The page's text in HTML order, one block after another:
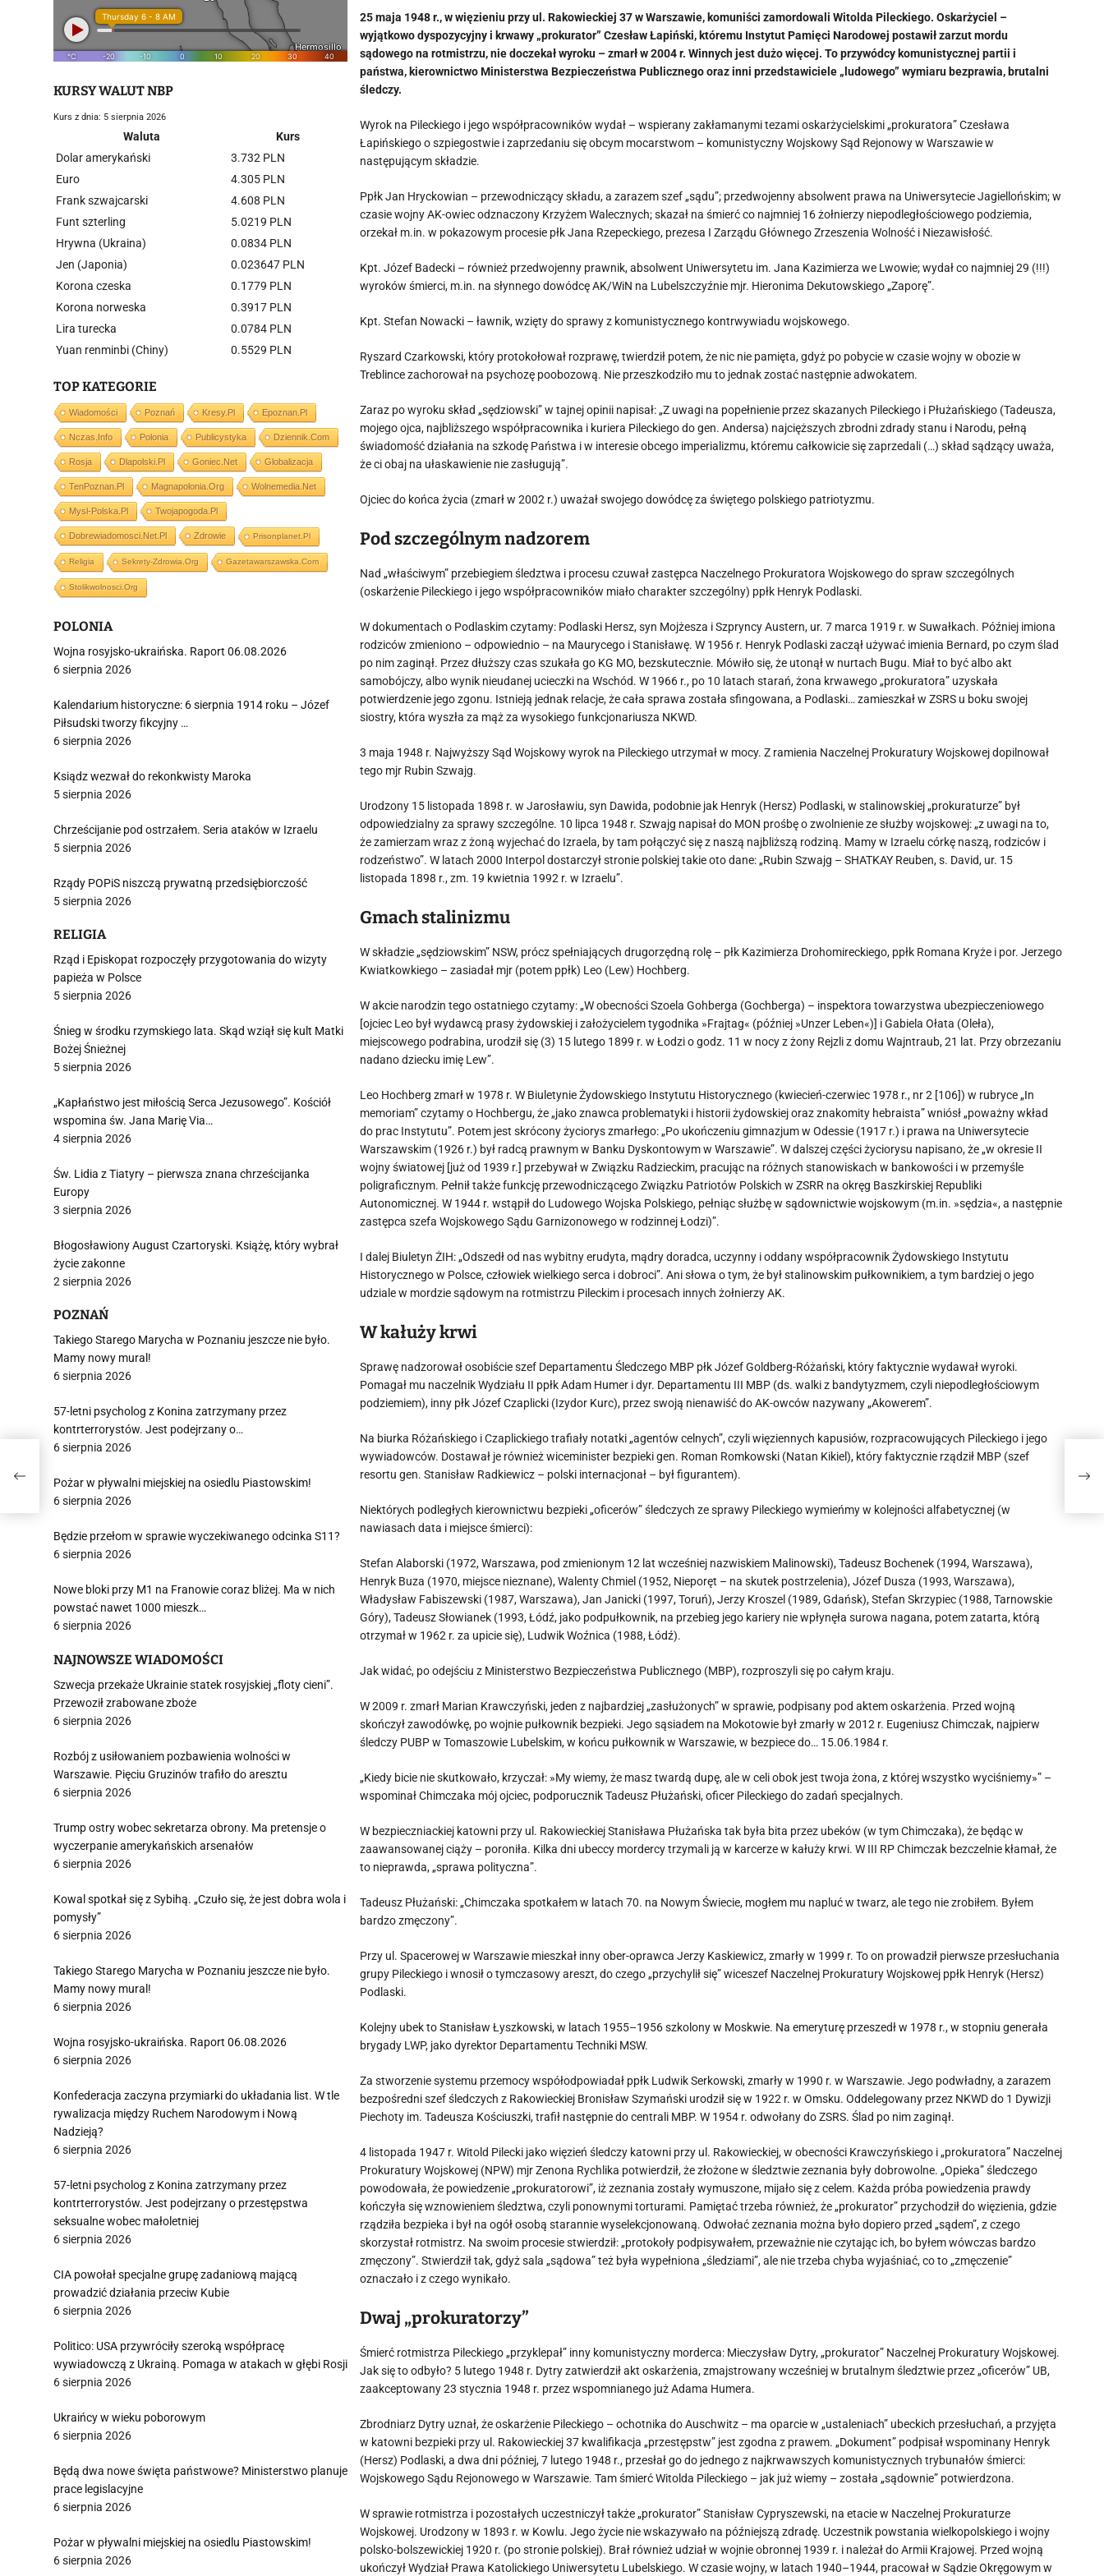
25 maja 1948 r., w więzieniu przy ul. Rakowieckiej 37 w Warszawie, komuniści zamordowali Witolda Pileckiego. Oskarżyciel –
wyjątkowo dyspozycyjny i krwawy „prokurator” Czesław Łapiński, któremu Instytut Pamięci Narodowej postawił zarzut mordu
sądowego na rotmistrzu, nie doczekał wyroku – zmarł w 2004 r. Winnych jest dużo więcej. To przywódcy komunistycznej partii i
państwa, kierownictwo Ministerstwa Bezpieczeństwa Publicznego oraz inni przedstawiciele „ludowego” wymiaru bezprawia, brutalni
śledczy.
Wyrok na Pileckiego i jego współpracowników wydał – wspierany zakłamanymi tezami oskarżycielskimi „prokuratora” Czesława
Łapińskiego o szpiegostwie i zaprzedaniu się obcym mocarstwom – komunistyczny Wojskowy Sąd Rejonowy w Warszawie w
następującym składzie.
Ppłk Jan Hryckowian – przewodniczący składu, a zarazem szef „sądu”; przedwojenny absolwent prawa na Uniwersytecie Jagiellońskim; w
czasie wojny AK-owiec odznaczony Krzyżem Walecznych; skazał na śmierć co najmniej 16 żołnierzy niepodległościowego podziemia,
orzekał m.in. w pokazowym procesie płk Jana Rzepeckiego, prezesa I Zarządu Głównego Zrzeszenia Wolność i Niezawisłość.
Kpt. Józef Badecki – również przedwojenny prawnik, absolwent Uniwersytetu im. Jana Kazimierza we Lwowie; wydał co najmniej 29 (!!!)
wyroków śmierci, m.in. na słynnego dowódcę AK/WiN na Lubelszczyźnie mjr. Hieronima Dekutowskiego „Zaporę”.
Kpt. Stefan Nowacki – ławnik, wzięty do sprawy z komunistycznego kontrwywiadu wojskowego.
Ryszard Czarkowski, który protokołował rozprawę, twierdził potem, że nic nie pamięta, gdyż po pobycie w czasie wojny w obozie w
Treblince zachorował na psychozę poobozową. Nie przeszkodziło mu to jednak zostać następnie adwokatem.
Zaraz po wyroku skład „sędziowski” w tajnej opinii napisał: „Z uwagi na popełnienie przez skazanych Pileckiego i Płużańskiego (Tadeusza,
mojego ojca, najbliższego współpracownika i kuriera Pileckiego do gen. Andersa) najcięższych zbrodni zdrady stanu i Narodu, pełną
świadomość działania na szkodę Państwa i w interesie obcego imperializmu, któremu całkowicie się zaprzedali (…) skład sądzący uważa,
że ci obaj na ułaskawienie nie zasługują”.
Ojciec do końca życia (zmarł w 2002 r.) uważał swojego dowódcę za świętego polskiego patriotyzmu.
Pod szczególnym nadzorem
Nad „właściwym” przebiegiem śledztwa i procesu czuwał zastępca Naczelnego Prokuratora Wojskowego do spraw szczególnych
(oskarżenie Pileckiego i jego współpracowników miało charakter szczególny) ppłk Henryk Podlaski.
W dokumentach o Podlaskim czytamy: Podlaski Hersz, syn Mojżesza i Szpryncy Austern, ur. 7 marca 1919 r. w Suwałkach. Później imiona
rodziców zmieniono – odpowiednio – na Maurycego i Stanisławę. W 1956 r. Henryk Podlaski zaczął używać imienia Bernard, po czym ślad
po nim zaginął. Przez dłuższy czas szukała go KG MO, bezskutecznie. Mówiło się, że utonął w nurtach Bugu. Miał to być albo akt
samobójczy, albo wynik nieudanej ucieczki na Wschód. W 1966 r., po 10 latach starań, żona krwawego „prokuratora” uzyskała
potwierdzenie jego zgonu. Istnieją jednak relacje, że cała sprawa została sfingowana, a Podlaski… zamieszkał w ZSRS u boku swojej
siostry, która wyszła za mąż za wysokiego funkcjonariusza NKWD.
3 maja 1948 r. Najwyższy Sąd Wojskowy wyrok na Pileckiego utrzymał w mocy. Z ramienia Naczelnej Prokuratury Wojskowej dopilnował
tego mjr Rubin Szwajg.
Urodzony 15 listopada 1898 r. w Jarosławiu, syn Dawida, podobnie jak Henryk (Hersz) Podlaski, w stalinowskiej „prokuraturze” był
odpowiedzialny za sprawy szczególne. 10 lipca 1948 r. Szwajg napisał do MON prośbę o zwolnienie ze służby wojskowej: „z uwagi na to,
że zamierzam wraz z żoną wyjechać do Izraela, by tam połączyć się z naszą najbliższą rodziną. Mamy w Izraelu córkę naszą, rodziców i
rodzeństwo”. W latach 2000 Interpol dostarczył stronie polskiej takie oto dane: „Rubin Szwajg – SHATKAY Reuben, s. David, ur. 15
listopada 1898 r., zm. 19 kwietnia 1992 r. w Izraelu”.
Gmach stalinizmu
W składzie „sędziowskim” NSW, prócz spełniających drugorzędną rolę – płk Kazimierza Drohomireckiego, ppłk Romana Kryże i por. Jerzego
Kwiatkowkiego – zasiadał mjr (potem ppłk) Leo (Lew) Hochberg.
W akcie narodzin tego ostatniego czytamy: „W obecności Szoela Gohberga (Gochberga) – inspektora towarzystwa ubezpieczeniowego
[ojciec Leo był wydawcą prasy żydowskiej i założycielem tygodnika »Frajtag« (później »Unzer Leben«)] i Gabiela Ołata (Oleła),
miejscowego podrabina, urodził się (3) 15 lutego 1899 r. w Łodzi o godz. 11 w nocy z żony Rejzli z domu Wajntraub, 21 lat. Przy obrzezaniu
nadano dziecku imię Lew”.
Leo Hochberg zmarł w 1978 r. W Biuletynie Żydowskiego Instytutu Historycznego (kwiecień-czerwiec 1978 r., nr 2 [106]) w rubryce „In
memoriam” czytamy o Hochbergu, że „jako znawca problematyki i historii żydowskiej oraz znakomity hebraista” wniósł „poważny wkład
do prac Instytutu”. Potem jest skrócony życiorys zmarłego: „Po ukończeniu gimnazjum w Odessie (1917 r.) i prawa na Uniwersytecie
Warszawskim (1926 r.) był radcą prawnym w Banku Dyskontowym w Warszawie”. W dalszej części życiorysu napisano, że „w okresie II
wojny światowej [już od 1939 r.] przebywał w Związku Radzieckim, pracując na różnych stanowiskach w bankowości i w przemyśle
poligraficznym. Pełnił także funkcję przewodniczącego Związku Patriotów Polskich w ZSRR na okręg Baszkirskiej Republiki
Autonomicznej. W 1944 r. wstąpił do Ludowego Wojska Polskiego, pełniąc służbę w sądownictwie wojskowym (m.in. »sędzia«, a następnie
zastępca szefa Wojskowego Sądu Garnizonowego w rodzinnej Łodzi)”.
I dalej Biuletyn ŻIH: „Odszedł od nas wybitny erudyta, mądry doradca, uczynny i oddany współpracownik Żydowskiego Instytutu
Historycznego w Polsce, człowiek wielkiego serca i dobroci”. Ani słowa o tym, że był stalinowskim pułkownikiem, a tym bardziej o jego
udziale w mordzie sądowym na rotmistrzu Pileckim i procesach innych żołnierzy AK.
W kałuży krwi
Sprawę nadzorował osobiście szef Departamentu Śledczego MBP płk Józef Goldberg-Różański, który faktycznie wydawał wyroki.
Pomagał mu naczelnik Wydziału II ppłk Adam Humer i dyr. Departamentu III MBP (ds. walki z bandytyzmem, czyli niepodległościowym
podziemiem), inny płk Józef Czaplicki (Izydor Kurc), przez swoją nienawiść do AK-owców nazywany „Akowerem”.
Na biurka Różańskiego i Czaplickiego trafiały notatki „agentów celnych”, czyli więziennych kapusiów, rozpracowujących Pileckiego i jego
wywiadowców. Dostawał je również wiceminister bezpieki gen. Roman Romkowski (Natan Kikiel), który faktycznie rządził MBP (szef
resortu gen. Stanisław Radkiewicz – polski internacjonał – był figurantem).
Niektórych podległych kierownictwu bezpieki „oficerów” śledczych ze sprawy Pileckiego wymieńmy w kolejności alfabetycznej (w
nawiasach data i miejsce śmierci):
Stefan Alaborski (1972, Warszawa, pod zmienionym 12 lat wcześniej nazwiskiem Malinowski), Tadeusz Bochenek (1994, Warszawa),
Henryk Buza (1970, miejsce nieznane), Walenty Chmiel (1952, Nieporęt – na skutek postrzelenia), Józef Dusza (1993, Warszawa),
Władysław Fabiszewski (1987, Warszawa), Jan Janicki (1997, Toruń), Jerzy Kroszel (1989, Gdańsk), Stefan Skrzypiec (1988, Tarnowskie
Góry), Tadeusz Słowianek (1993, Łódź, jako podpułkownik, na przebieg jego kariery nie wpłynęła surowa nagana, potem zatarta, którą
otrzymał w 1962 r. za upicie się), Ludwik Woźnica (1988, Łódź).
Jak widać, po odejściu z Ministerstwo Bezpieczeństwa Publicznego (MBP), rozproszyli się po całym kraju.
W 2009 r. zmarł Marian Krawczyński, jeden z najbardziej „zasłużonych” w sprawie, podpisany pod aktem oskarżenia. Przed wojną
skończył zawodówkę, po wojnie pułkownik bezpieki. Jego sąsiadem na Mokotowie był zmarły w 2012 r. Eugeniusz Chimczak, najpierw
śledczy PUBP w Tomaszowie Lubelskim, w końcu pułkownik w Warszawie, w bezpiece do… 15.06.1984 r.
„Kiedy bicie nie skutkowało, krzyczał: »My wiemy, że masz twardą dupę, ale w celi obok jest twoja żona, z której wszystko wyciśniemy»” –
wspominał Chimczaka mój ojciec, podporucznik Tadeusz Płużański, oficer Pileckiego do zadań specjalnych.
W bezpieczniackiej katowni przy ul. Rakowieckiej Stanisława Płużańska tak była bita przez ubeków (w tym Chimczaka), że będąc w
zaawansowanej ciąży – poroniła. Kilka dni ubeccy mordercy trzymali ją w karcerze w kałuży krwi. W III RP Chimczak bezczelnie kłamał, że
to nieprawda, „sprawa polityczna”.
Tadeusz Płużański: „Chimczaka spotkałem w latach 70. na Nowym Świecie, mogłem mu napluć w twarz, ale tego nie zrobiłem. Byłem
bardzo zmęczony”.
Przy ul. Spacerowej w Warszawie mieszkał inny ober-oprawca Jerzy Kaskiewicz, zmarły w 1999 r. To on prowadził pierwsze przesłuchania
grupy Pileckiego i wnosił o tymczasowy areszt, do czego „przychylił się” wiceszef Naczelnej Prokuratury Wojskowej ppłk Henryk (Hersz)
Podlaski.
Kolejny ubek to Stanisław Łyszkowski, w latach 1955–1956 szkolony w Moskwie. Na emeryturę przeszedł w 1978 r., w stopniu generała
brygady LWP, jako dyrektor Departamentu Techniki MSW.
Za stworzenie systemu przemocy współodpowiadał ppłk Ludwik Serkowski, zmarły w 1990 r. w Warszawie. Jego podwładny, a zarazem
bezpośredni szef śledczych z Rakowieckiej Bronisław Szymański urodził się w 1922 r. w Omsku. Oddelegowany przez NKWD do 1 Dywizji
Piechoty im. Tadeusza Kościuszki, trafił następnie do centrali MBP. W 1954 r. odwołany do ZSRS. Ślad po nim zaginął.
4 listopada 1947 r. Witold Pilecki jako więzień śledczy katowni przy ul. Rakowieckiej, w obecności Krawczyńskiego i „prokuratora” Naczelnej
Prokuratury Wojskowej (NPW) mjr Zenona Rychlika potwierdził, że złożone w śledztwie zeznania były dobrowolne. „Opieka” śledczego
powodowała, że powiedzenie „prokuratorowi”, iż zeznania zostały wymuszone, mijało się z celem. Każda próba powiedzenia prawdy
kończyła się wznowieniem śledztwa, czyli ponownymi torturami. Pamiętać trzeba również, że „prokurator” przychodził do więzienia, gdzie
rządziła bezpieka i był na ogół osobą starannie wyselekcjonowaną. Odwołać zeznania można było dopiero przed „sądem”, z czego
skorzystał rotmistrz. Na swoim procesie stwierdził: „protokoły podpisywałem, przeważnie nie czytając ich, bo byłem wówczas bardzo
zmęczony”. Stwierdził tak, gdyż sala „sądowa” też była wypełniona „śledziami”, ale nie trzeba chyba wyjaśniać, co to „zmęczenie”
oznaczało i z czego wynikało.
Dwaj „prokuratorzy”
Śmierć rotmistrza Pileckiego „przyklepał” inny komunistyczny morderca: Mieczysław Dytry, „prokurator” Naczelnej Prokuratury Wojskowej.
Jak się to odbyło? 5 lutego 1948 r. Dytry zatwierdził akt oskarżenia, zmajstrowany wcześniej w brutalnym śledztwie przez „oficerów” UB,
zaakceptowany 23 stycznia 1948 r. przez wspomnianego już Adama Humera.
Zbrodniarz Dytry uznał, że oskarżenie Pileckiego – ochotnika do Auschwitz – ma oparcie w „ustaleniach” ubeckich przesłuchań, a przyjęta
w katowni bezpieki przy ul. Rakowieckiej 37 kwalifikacja „przestępstw” jest zgodna z prawem. „Dokument” podpisał wspominany Henryk
(Hersz) Podlaski, a dwa dni później, 7 lutego 1948 r., przesłał go do jednego z najkrwawszych komunistycznych trybunałów śmierci:
Wojskowego Sądu Rejonowego w Warszawie. Tam śmierć Witolda Pileckiego – jak już wiemy – została „sądownie” potwierdzona.
W sprawie rotmistrza i pozostałych uczestniczył także „prokurator” Stanisław Cypryszewski, na etacie w Naczelnej Prokuraturze
Wojskowej. Urodzony w 1893 r. w Kowlu. Jego życie nie wskazywało na późniejszą zdradę. Uczestnik powstania wielkopolskiego i wojny
polsko-bolszewickiej 1920 r. (po stronie polskiej). Brał również udział w wojnie obronnej 1939 r. i należał do Armii Krajowej. Przed wojną
ukończył Wydział Prawa Katolickiego Uniwersytetu Lubelskiego. W czasie wojny, w latach 1940–1944, pracował w Sądzie Okręgowym w
KURSY WALUT NBP
Kurs z dnia: 5 sierpnia 2026
Waluta
Kurs
Dolar amerykański
3.732 PLN
Euro
4.305 PLN
Frank szwajcarski
4.608 PLN
Funt szterling
5.0219 PLN
Hrywna (Ukraina)
0.0834 PLN
Jen (Japonia)
0.023647 PLN
Korona czeska
0.1779 PLN
Korona norweska
0.3917 PLN
Lira turecka
0.0784 PLN
Yuan renminbi (Chiny)
0.5529 PLN
TOP KATEGORIE
Wiadomości Poznań Kresy.pl Epoznan.pl
Nczas.info Polonia Publicystyka Dziennik.com
Rosja Dlapolski.pl Goniec.net Globalizacja
TenPoznan.pl Magnapolonia.org Wolnemedia.net
Mysl-Polska.pl Twojapogoda.pl
Dobrewiadomosci.net.pl Zdrowie Prisonplanet.pl
Religia Sekrety-Zdrowia.org Gazetawarszawska.com
Stolikwolnosci.org
POLONIA
Wojna rosyjsko-ukraińska. Raport 06.08.2026
6 sierpnia 2026
Kalendarium historyczne: 6 sierpnia 1914 roku – Józef
Piłsudski tworzy fikcyjny …
6 sierpnia 2026
Ksiądz wezwał do rekonkwisty Maroka
5 sierpnia 2026
Chrześcijanie pod ostrzałem. Seria ataków w Izraelu
5 sierpnia 2026
Rządy POPiS niszczą prywatną przedsiębiorczość
5 sierpnia 2026
RELIGIA
Rząd i Episkopat rozpoczęły przygotowania do wizyty
papieża w Polsce
5 sierpnia 2026
Śnieg w środku rzymskiego lata. Skąd wziął się kult Matki
Bożej Śnieżnej
5 sierpnia 2026
„Kapłaństwo jest miłością Serca Jezusowego”. Kościół
wspomina św. Jana Marię Via…
4 sierpnia 2026
Św. Lidia z Tiatyry – pierwsza znana chrześcijanka
Europy
3 sierpnia 2026
Błogosławiony August Czartoryski. Książę, który wybrał
życie zakonne
2 sierpnia 2026
POZNAŃ
Takiego Starego Marycha w Poznaniu jeszcze nie było.
Mamy nowy mural!
6 sierpnia 2026
57-letni psycholog z Konina zatrzymany przez
kontrterrorystów. Jest podejrzany o…
6 sierpnia 2026
Pożar w pływalni miejskiej na osiedlu Piastowskim!
6 sierpnia 2026
Będzie przełom w sprawie wyczekiwanego odcinka S11?
6 sierpnia 2026
Nowe bloki przy M1 na Franowie coraz bliżej. Ma w nich
powstać nawet 1000 mieszk…
6 sierpnia 2026
NAJNOWSZE WIADOMOŚCI
Szwecja przekaże Ukrainie statek rosyjskiej „floty cieni”.
Przewoził zrabowane zboże
6 sierpnia 2026
Rozbój z usiłowaniem pozbawienia wolności w
Warszawie. Pięciu Gruzinów trafiło do aresztu
6 sierpnia 2026
Trump ostry wobec sekretarza obrony. Ma pretensje o
wyczerpanie amerykańskich arsenałów
6 sierpnia 2026
Kowal spotkał się z Sybihą. „Czuło się, że jest dobra wola i
pomysły”
6 sierpnia 2026
Takiego Starego Marycha w Poznaniu jeszcze nie było.
Mamy nowy mural!
6 sierpnia 2026
Wojna rosyjsko-ukraińska. Raport 06.08.2026
6 sierpnia 2026
Konfederacja zaczyna przymiarki do układania list. W tle
rywalizacja między Ruchem Narodowym i Nową
Nadzieją?
6 sierpnia 2026
57-letni psycholog z Konina zatrzymany przez
kontrterrorystów. Jest podejrzany o przestępstwa
seksualne wobec małoletniej
6 sierpnia 2026
CIA powołał specjalne grupę zadaniową mającą
prowadzić działania przeciw Kubie
6 sierpnia 2026
Politico: USA przywróciły szeroką współpracę
wywiadowczą z Ukrainą. Pomaga w atakach w głębi Rosji
6 sierpnia 2026
Ukraińcy w wieku poborowym
6 sierpnia 2026
Będą dwa nowe święta państwowe? Ministerstwo planuje
prace legislacyjne
6 sierpnia 2026
Pożar w pływalni miejskiej na osiedlu Piastowskim!
6 sierpnia 2026